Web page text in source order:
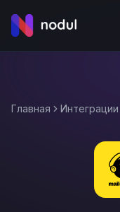
Главная Интеграции